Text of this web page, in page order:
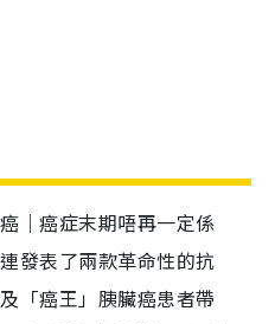
｜癌症末期唔再一定係
發表了兩款革命性的抗
「癌王」胰臟癌患者帶